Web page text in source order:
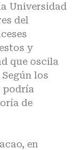
Universidad
del
y
que oscila
Según los
podría
de
en